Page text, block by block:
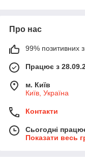
Чому варто
сталімають низку
Міцність та
Сучасний
Доступна ціна
носіння в будь-яких
Про нас
99% позитивних з
Працює з
м. Київ
Київ, Україна
Контакти
Сьогодні
Показати весь